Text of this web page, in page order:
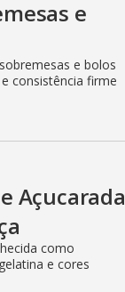
e
e bolos
consistência firme
Açucarada
como
e cores